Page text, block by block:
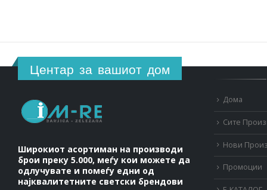
Центар за вашиот дом
Широкиот асортиман на производи
брои преку 5.000, меѓу кои можете да
одлучувате и помеѓу едни од
најквалитетните светски брендови
Дома
Сите
Нови
Промоции